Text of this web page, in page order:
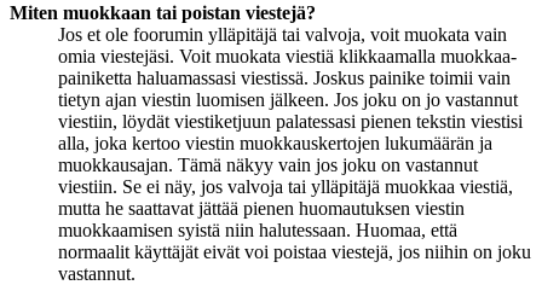
Miten muokkaan tai poistan viestejä?
Jos et ole foorumin ylläpitäjä tai valvoja, voit muokata vain
omia viestejäsi. Voit muokata viestiä klikkaamalla muokkaa-
painiketta haluamassasi viestissä. Joskus painike toimii vain
tietyn ajan viestin luomisen jälkeen. Jos joku on jo vastannut
viestiin, löydät viestiketjuun palatessasi pienen tekstin viestisi
alla, joka kertoo viestin muokkauskertojen lukumäärän ja
muokkausajan. Tämä näkyy vain jos joku on vastannut
viestiin. Se ei näy, jos valvoja tai ylläpitäjä muokkaa viestiä,
mutta he saattavat jättää pienen huomautuksen viestin
muokkaamisen syistä niin halutessaan. Huomaa, että
normaalit käyttäjät eivät voi poistaa viestejä, jos niihin on joku
vastannut.